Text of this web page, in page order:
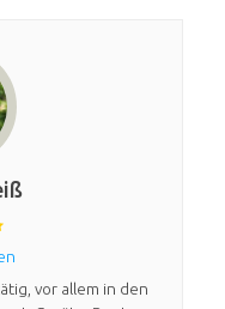
vor allem in den